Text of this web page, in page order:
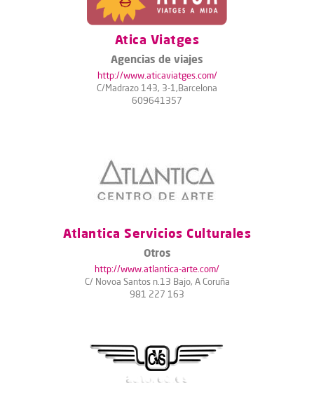
Atica Viatges
Agencias de viajes
http://www.aticaviatges.com/
C/Madrazo 143, 3-1,Barcelona
609641357
Atlantica Servicios Culturales
Otros
http://www.atlantica-arte.com/
C/ Novoa Santos n.13 Bajo, A Coruña
981 227 163